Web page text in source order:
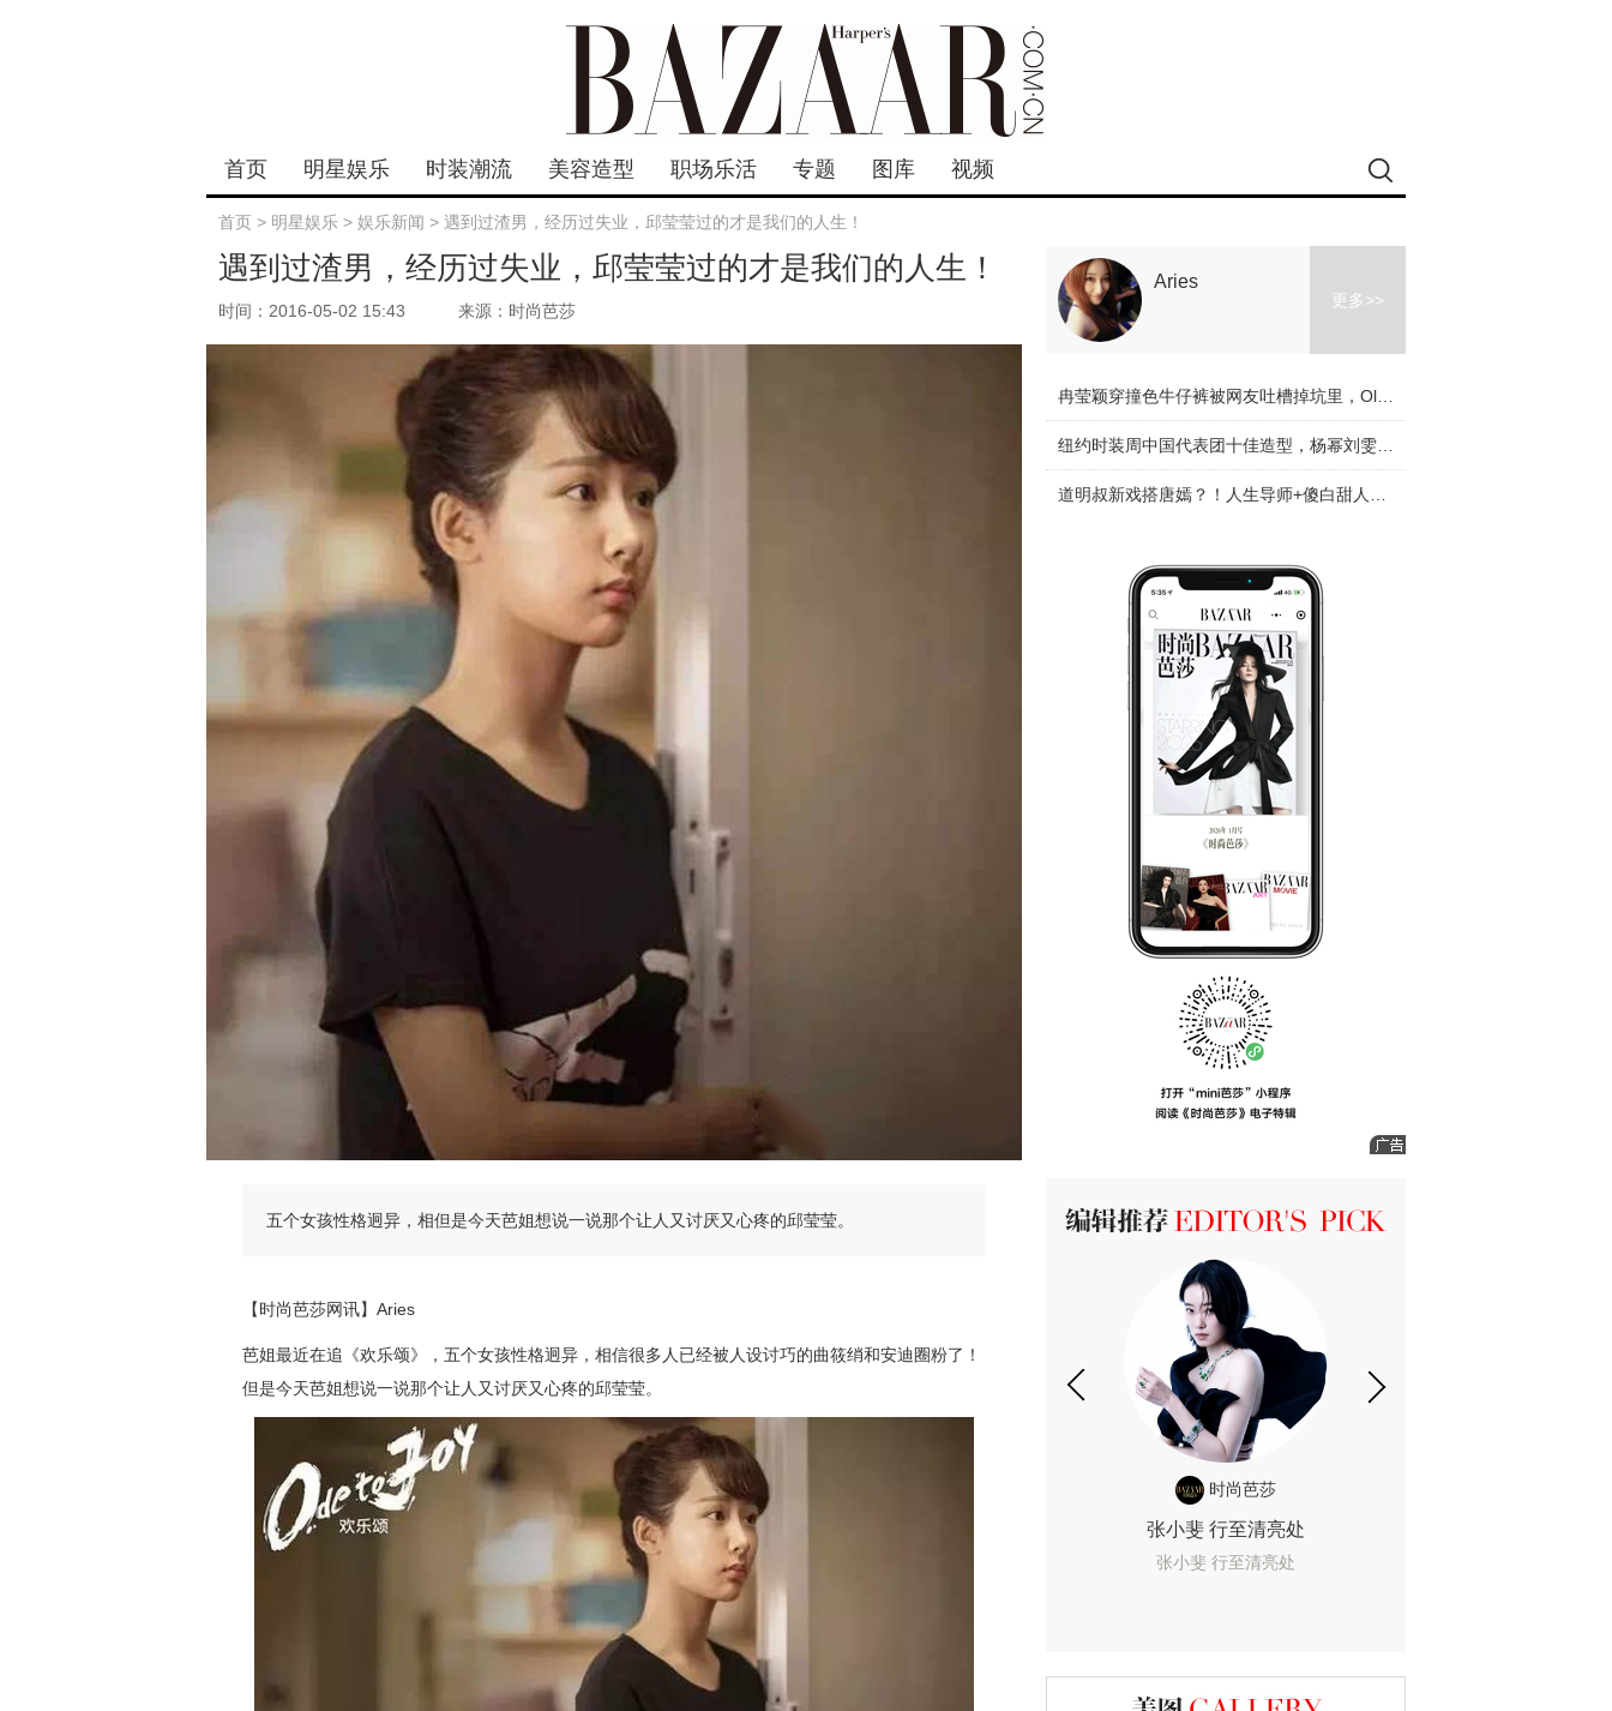
首页 明星娱乐 时装潮流 美容造型 职场乐活 专题 图库 视频
首页 > 明星娱乐 > 娱乐新闻 > 遇到过渣男，经历过失业，邱莹莹过的才是我们的人生！
遇到过渣男，经历过失业，邱莹莹过的才是我们的人生！
时间：2016-05-02 15:43 来源：时尚芭莎
五个女孩性格迥异，相但是今天芭姐想说一说那个让人又讨厌又心疼的邱莹莹。
【时尚芭莎网讯】Aries
芭姐最近在追《欢乐颂》，五个女孩性格迥异，相信很多人已经被人设讨巧的曲筱绡和安迪圈粉了！
但是今天芭姐想说一说那个让人又讨厌又心疼的邱莹莹。
Aries
更多>>
时尚芭莎
张小斐 行至清亮处
张小斐 行至清亮处